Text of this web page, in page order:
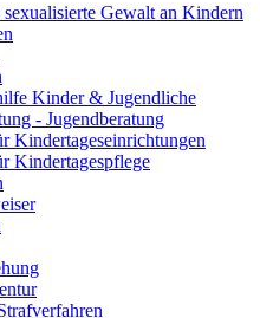
sexualisierte Gewalt an Kindern
Kinder & Jugendliche
- Jugendberatung
Kindertageseinrichtungen
Kindertagespflege